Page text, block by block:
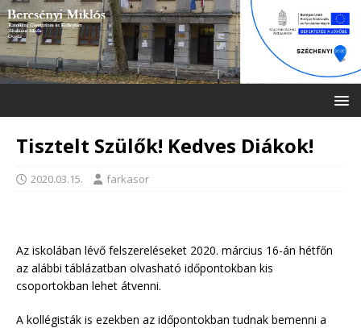
Tisztelt Szülők! Kedves Diákok!
2020.03.15. farkasor
Az iskolában lévő felszereléseket 2020. március 16-án hétfőn
az alábbi táblázatban olvasható időpontokban kis
csoportokban lehet átvenni.
A kollégisták is ezekben az időpontokban tudnak bemenni a